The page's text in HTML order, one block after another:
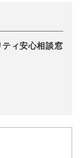
ィ安心相談窓